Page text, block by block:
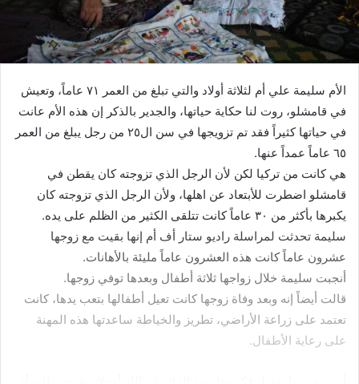
الأم سليمة علي أم لثلاثة أولاد والتي تبلغ من العمر ٧١ عاماً، وتعيش
في قامشلو، روت لنا حكاية حياتها، والجدير بالذكر إن هذه الأم عانت
في حياتها كثيراً فقد تم تزويجها في سن ال٢٥ من رجل يبلغ من العمر
٦٥ عاماً عمداً عنها.
هي كانت من تركيا لكن لأن الرجل الذي تزوجته كان يقطن في
قامشلو اضطرت للأبتعاد عن اهلها، ولأن الرجل الذي تزوجته كان
يكبرها بأكثر من ٣٠ عاماً كانت تتلقى الكثير من الظلم على يده.
سليمة تحدثت لمراسلة راديو ستار أف أم إنها بقيت مع زوجها
عشرون عاماً كانت هذه العشرون عاماً مليئة بالأهانات.
أنجبت سليمة خلال زواجها ثلاثة أطفال وبعدها توفي زوجها.
قالت أيضاً إنه وبعد وفاة زوجها كانت تعيل أطفالها بتعب يدها، كانت
تعتمد على زراعة الأراضي، تطريز والخياطة ساعدتها هذه المهنة
على رعاية الأطفال.